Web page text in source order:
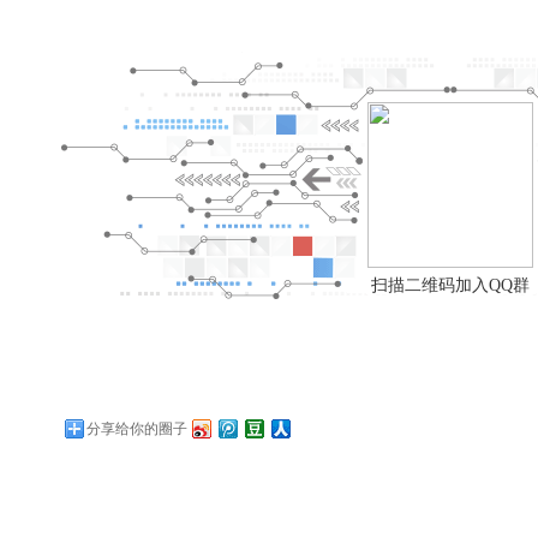
扫描二维码加入QQ群
分享给你的圈子